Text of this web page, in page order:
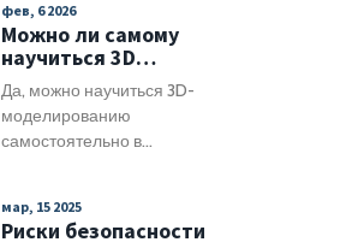
фев, 6 2026
Можно ли самому
научиться 3D
моделированию в
машиностроении?
Практическое
руководство для
Да, можно научиться 3D-
моделированию
самостоятельно в
программы выбрать,
пошаговый план обучения,
мар, 15 2025
Риски безопасности